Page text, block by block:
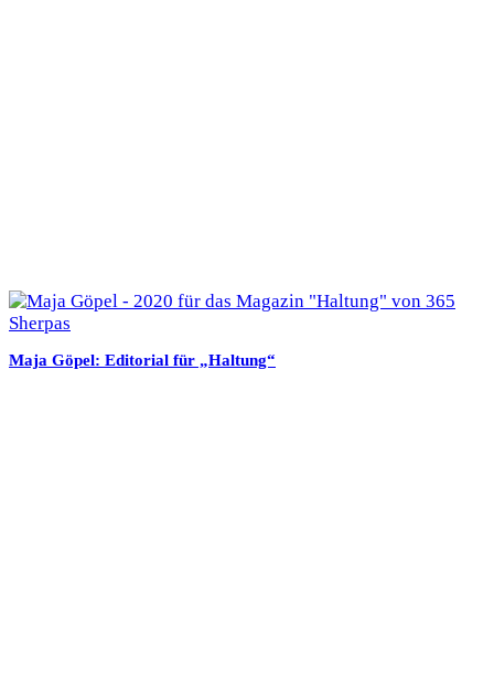
Maja Göpel: Editorial für „Haltung“